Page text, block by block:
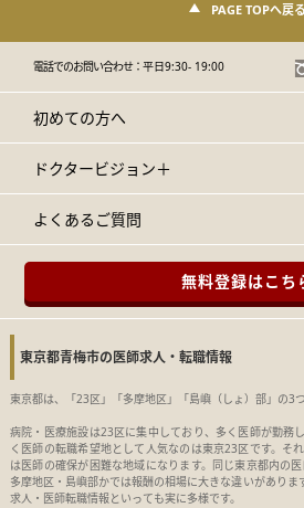
PAGE TOPへ戻る
電話でのお問い合わせ：平日9:30- 19:00
初めての方へ
ドクタービジョン＋
よくあるご質問
無料登録はこち
東京都青梅市の医師求人・転職情報
東京都は、「23区」「多摩地区」「島嶼（しょ）部」の3
病院・医療施設は23区に集中しており、多く医師が勤務
く医師の転職希望地として人気なのは東京23区です。そ
は医師の確保が困難な地域になります。同じ東京都内の
多摩地区・島嶼部かでは報酬の相場に大きな違いがあり
求人・医師転職情報といっても実に多様です。